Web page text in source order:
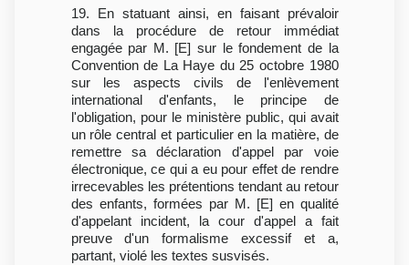
19. En statuant ainsi, en faisant prévaloir
dans la procédure de retour immédiat
engagée par M. [E] sur le fondement de la
Convention de La Haye du 25 octobre 1980
sur les aspects civils de l'enlèvement
international d'enfants, le principe de
l'obligation, pour le ministère public, qui avait
un rôle central et particulier en la matière, de
remettre sa déclaration d'appel par voie
électronique, ce qui a eu pour effet de rendre
irrecevables les prétentions tendant au retour
des enfants, formées par M. [E] en qualité
d'appelant incident, la cour d'appel a fait
preuve d'un formalisme excessif et a,
partant, violé les textes susvisés.